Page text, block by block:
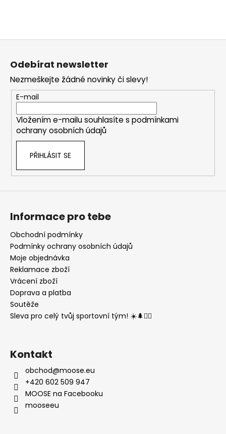
Z
Odebírat newsletter
Nezmeškejte žádné novinky či slevy!
E-mail
Vložením e-mailu souhlasíte s podmínkami
ochrany osobních údajů
PŘIHLÁSIT SE
Informace pro tebe
Obchodní podmínky
Podmínky ochrany osobních údajů
Moje objednávka
Reklamace zboží
Vrácení zboží
Doprava a platba
Soutěže
Sleva pro celý tvůj sportovní tým! ☀️🌲🏃‍♂️
Kontakt
obchod@moose.eu
+420 602 509 947
MOOSE na Facebooku
mooseeu